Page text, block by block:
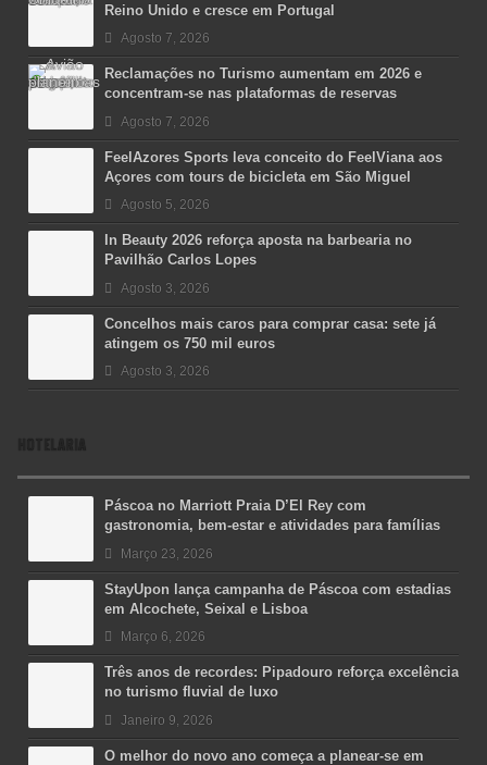
Reino Unido e cresce em Portugal
Agosto 7, 2026
Reclamações no Turismo aumentam em 2026 e
concentram-se nas plataformas de reservas
Agosto 7, 2026
FeelAzores Sports leva conceito do FeelViana aos
Açores com tours de bicicleta em São Miguel
Agosto 5, 2026
In Beauty 2026 reforça aposta na barbearia no
Pavilhão Carlos Lopes
Agosto 3, 2026
Concelhos mais caros para comprar casa: sete já
atingem os 750 mil euros
Agosto 3, 2026
HOTELARIA
Páscoa no Marriott Praia D’El Rey com
gastronomia, bem-estar e atividades para famílias
Março 23, 2026
StayUpon lança campanha de Páscoa com estadias
em Alcochete, Seixal e Lisboa
Março 6, 2026
Três anos de recordes: Pipadouro reforça excelência
no turismo fluvial de luxo
Janeiro 9, 2026
O melhor do novo ano começa a planear-se em